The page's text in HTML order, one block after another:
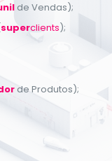
de Vendas);
superclients);
de Produtos);